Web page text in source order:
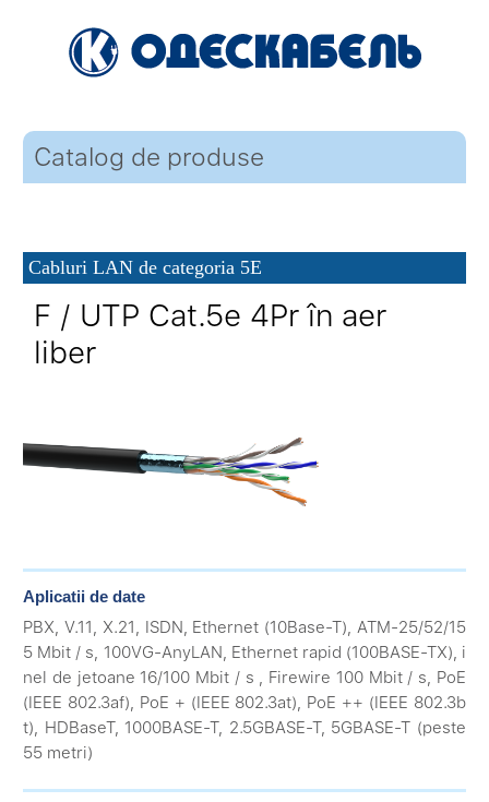
Catalog de produse
Cabluri LAN de categoria 5E
F / UTP Cat.5e 4Pr în aer
liber
Aplicatii de date
PBX, V.11, X.21, ISDN, Ethernet (10Base-T), ATM-25/52/15
5 Mbit / s, 100VG-AnyLAN, Ethernet rapid (100BASE-TX), i
nel de jetoane 16/100 Mbit / s , Firewire 100 Mbit / s, PoE
(IEEE 802.3af), PoE + (IEEE 802.3at), PoE ++ (IEEE 802.3b
t), HDBaseT, 1000BASE-T, 2.5GBASE-T, 5GBASE-T (peste
55 metri)